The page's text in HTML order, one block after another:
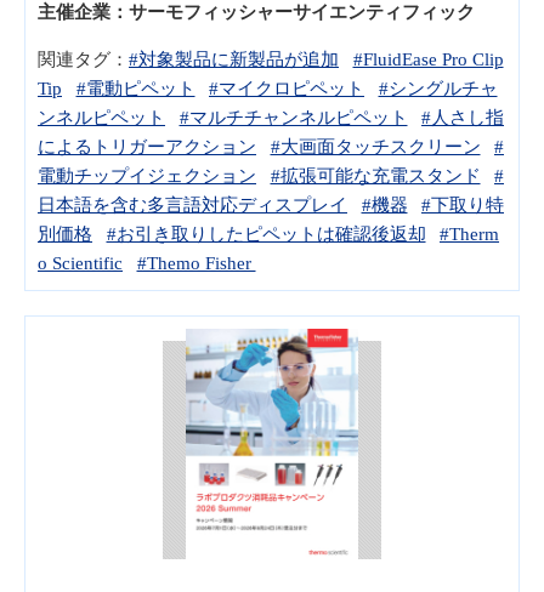
主催企業： サーモフィッシャーサイエンティフィック
関連タグ： #対象製品に新製品が追加
#FluidEase Pro Clip
Tip
#電動ピペット #マイクロピペット
#シングルチャ
ンネルピペット
#マルチチャンネルピペット
#人さし指
によるトリガーアクション
#大画面タッチスクリーン
#
電動チップイジェクション
#拡張可能な充電スタンド
#
日本語を含む多言語対応ディスプレイ
#機器
#下取り特
別価格
#お引き取りしたピペットは確認後返却
#Therm
o Scientific
#Themo Fisher